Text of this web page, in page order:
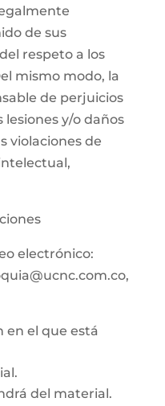
de sus
respeto a los
mismo modo, la
de perjuicios
y/o daños
violaciones de
electrónico:
en el que está
del material.